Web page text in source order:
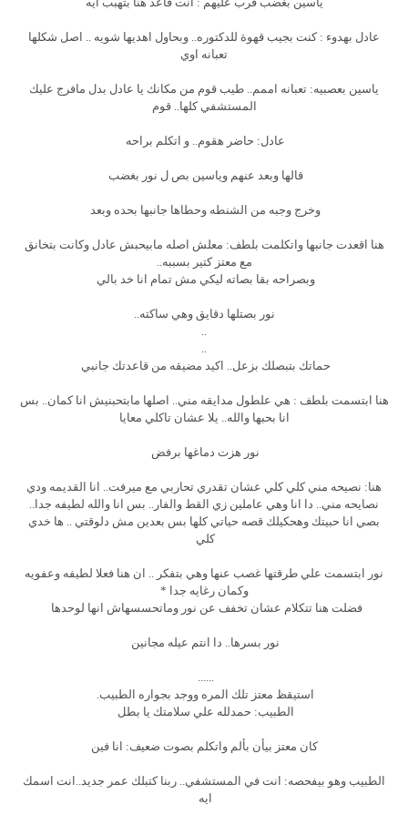
عادل بهدوء : كنت بجيب قهوة للدكتوره.. وبحاول اهديها شويه .. اصل شكلها
تعبانه اوي
ياسين بعصبيه: تعبانه اممم.. طيب قوم من مكانك يا عادل بدل مافرج عليك
المستشفي كلها.. قوم
عادل: حاضر هقوم.. و اتكلم براحه
قالها وبعد عنهم وياسين بص ل نور بغضب
وخرج وجبه من الشنطه وحطاها جانبها بحده وبعد
هنا اقعدت جانبها واتكلمت بلطف: معلش اصله مابيحبش عادل وكانت بتخانق
مع معتز كتير بسببه..
وبصراحه بقا بصاته ليكي مش تمام انا خد بالي
نور بصتلها دقايق وهي ساكته..
..
..
حماتك بتبصلك بزعل.. اكيد مضيقه من قاعدتك جانبي
هنا ابتسمت بلطف : هي علطول مدايقه مني.. اصلها مابتحبنيش انا كمان.. بس
انا بحبها والله.. يلا عشان تاكلي معايا
نور هزت دماغها برفض
هنا: نصيحه مني كلي كلي عشان تقدري تحاربي مع ميرفت.. انا القديمه ودي
نصايحه مني.. دا انا وهي عاملين زي القط والفار.. بس انا والله لطيفه جدا..
بصي انا حبيتك وهحكيلك قصه حياتي كلها بس بعدين مش دلوقتي .. ها خدي
كلي
نور ابتسمت علي طرقتها غصب عنها وهي بتفكر .. ان هنا فعلا لطيفه وعفويه
وكمان رغايه جدا *
فضلت هنا تتكلام عشان تخفف عن نور وماتحسسهاش انها لوحدها
نور بسرها.. دا انتم عيله مجانين
......
استيقظ معتز تلك المره ووجد بجواره الطبيب.
الطبيب: حمدلله علي سلامتك يا بطل
كان معتز بيأن بألم واتكلم بصوت ضعيف: انا فين
الطبيب وهو بيفحصه: انت في المستشفي.. ربنا كتبلك عمر جديد..انت اسمك
ايه